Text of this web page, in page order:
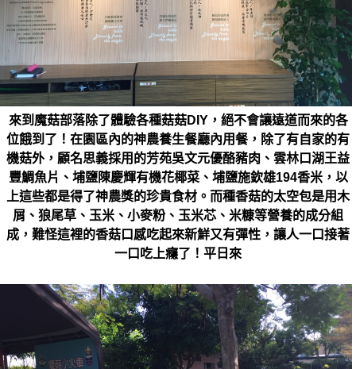
來到魔菇部落除了體驗各種菇菇DIY，絕不會讓遠道而來的各
位餓到了！在園區內的神農養生餐廳內用餐，除了有自家的有
機菇外，顧名思義採用的芳苑吳文元優酪豬肉、雲林口湖王益
豐鯛魚片、埔鹽陳慶輝有機花椰菜、埔鹽施欽雄194香米，以
上這些都是得了神農獎的珍貴食材。而種香菇的太空包是用木
屑、狼尾草、玉米、小麥粉、玉米芯、米糠等營養的成分組
成，難怪這裡的香菇口感吃起來新鮮又有彈性，讓人一口接著
一口吃上癮了！平日來